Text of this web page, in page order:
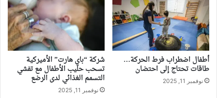
أطفال اضطراب فرط الحركة…
طاقات تحتاج إلى احتضان
نوفمبر 11, 2025
شركة “باي هارت” الأميركية
تسحب حليب الأطفال مع تفشي
التسمم الغذائي لدى الرضع
نوفمبر 11, 2025